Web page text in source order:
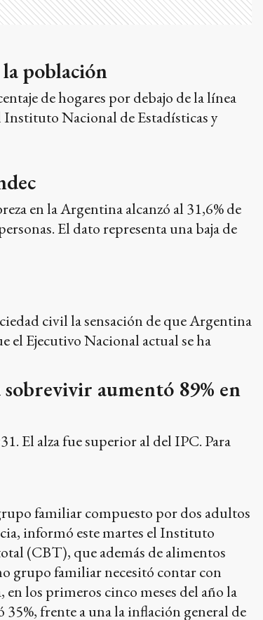
población
de hogares por debajo de la línea
Instituto Nacional de Estadísticas y
en la Argentina alcanzó al 31,6% de
El dato representa una baja de
civil la sensación de que Argentina
el Ejecutivo Nacional actual se ha
aumentó 89% en
El alza fue superior al del IPC. Para
familiar compuesto por dos adultos
informó este martes el Instituto
(CBT), que además de alimentos
grupo familiar necesitó contar con
en los primeros cinco meses del año la
frente a una la inflación general de